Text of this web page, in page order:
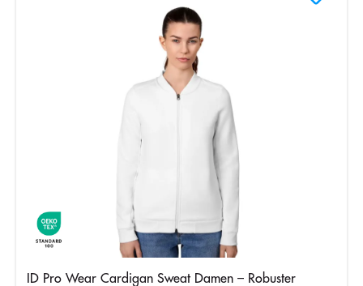
ID Pro Wear Cardigan Sweat Damen – Robuster